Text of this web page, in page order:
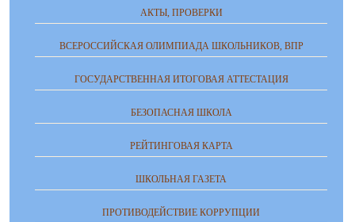
АКТЫ, ПРОВЕРКИ
ВСЕРОССИЙСКАЯ ОЛИМПИАДА ШКОЛЬНИКОВ, ВПР
ГОСУДАРСТВЕННАЯ ИТОГОВАЯ АТТЕСТАЦИЯ
БЕЗОПАСНАЯ ШКОЛА
РЕЙТИНГОВАЯ КАРТА
ШКОЛЬНАЯ ГАЗЕТА
ПРОТИВОДЕЙСТВИЕ КОРРУПЦИИ